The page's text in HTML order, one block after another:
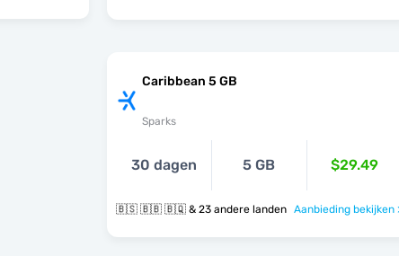
Caribbean 5 GB
Sparks
30 dagen 5 GB $29.49
🇧🇸 🇧🇧 🇧🇶 & 23 andere landen Aanbieding bekijken